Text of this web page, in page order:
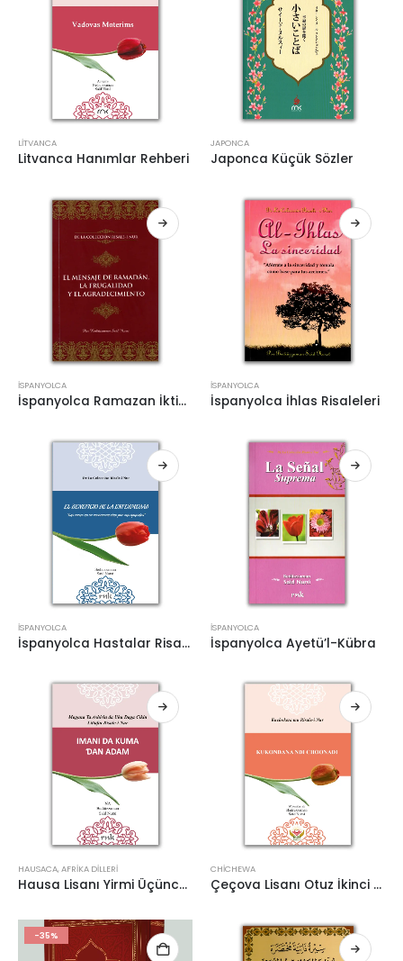
LITVANCA
Litvanca Hanımlar Rehberi
JAPONCA
Japonca Küçük Sözler
İSPANYOLCA
İspanyolca Ramazan İktisat Şükür Risaleleri
İSPANYOLCA
İspanyolca İhlas Risaleleri
İSPANYOLCA
İspanyolca Hastalar Risalesi
İSPANYOLCA
İspanyolca Ayetü’l-Kübra
HAUSACA,AFRIKA DILLERI
Hausa Lisanı Yirmi Üçüncü Söz
CHICHEWA
Çeçova Lisanı Otuz İkinci Söz
-35%